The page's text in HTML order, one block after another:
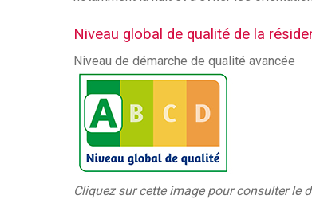
Niveau global de qualité de la
Niveau de démarche de qualité avancée
Cliquez sur cette image pour consulter le